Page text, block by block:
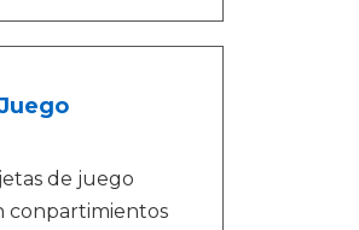
de juego
conpartimientos